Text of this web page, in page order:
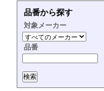
品番から探す
対象メーカー
品番